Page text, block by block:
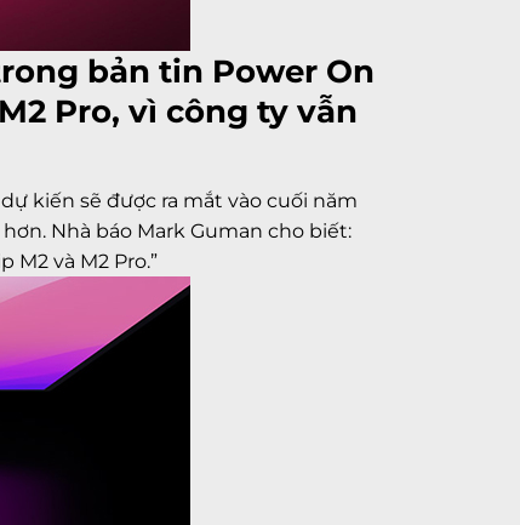
bản tin Power On
Pro, vì công ty vẫn
kiến sẽ được ra mắt vào cuối năm
Nhà báo Mark Guman cho biết:
và M2 Pro.”